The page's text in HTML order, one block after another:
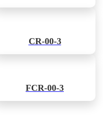
CR-00-3
FCR-00-3